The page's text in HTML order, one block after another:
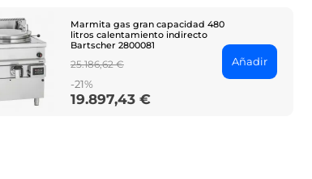
Marmita gas gran capacidad 480
litros calentamiento indirecto
Bartscher 2800081
Regular
price
25.186,62 €
-21%
Price
19.897,43 €
Añadir